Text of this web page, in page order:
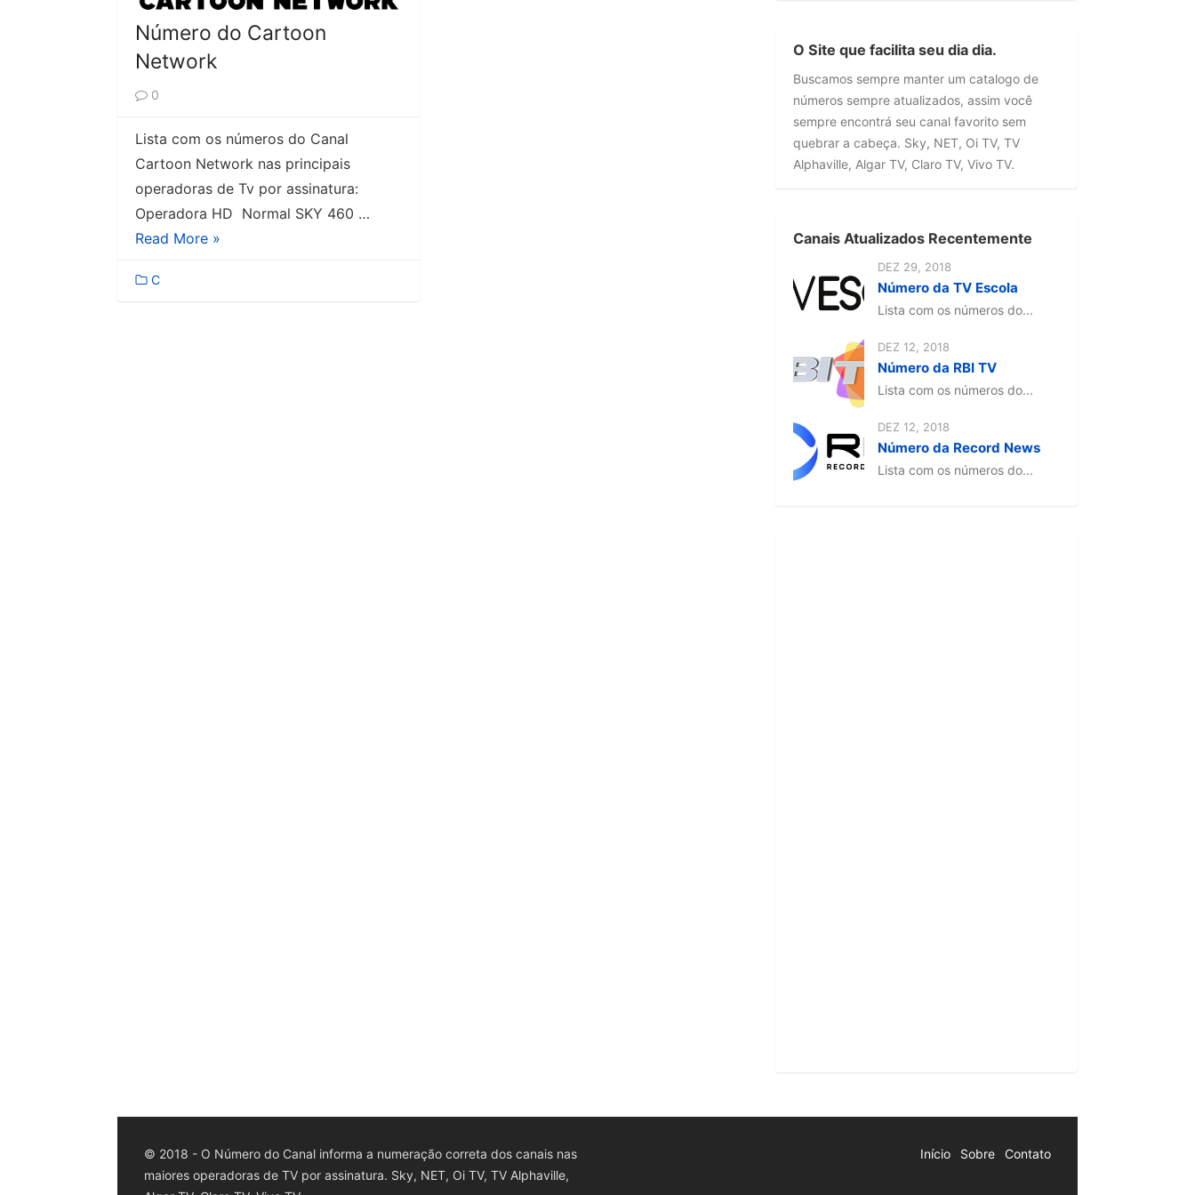
Número do Cartoon
Network
0
Lista com os números do Canal
Cartoon Network nas principais
operadoras de Tv por assinatura:
Operadora HD Normal SKY 460 …
Read More »
C
O Site que facilita seu dia dia.
Buscamos sempre manter um catalogo de
números sempre atualizados, assim você
sempre encontrá seu canal favorito sem
quebrar a cabeça. Sky, NET, Oi TV, TV
Alphaville, Algar TV, Claro TV, Vivo TV.
Canais Atualizados Recentemente
DEZ 29, 2018
Número da TV Escola
Lista com os números do...
DEZ 12, 2018
Número da RBI TV
Lista com os números do...
DEZ 12, 2018
Número da Record News
Lista com os números do...
© 2018 - O Número do Canal informa a numeração correta dos canais nas
maiores operadoras de TV por assinatura. Sky, NET, Oi TV, TV Alphaville,
Início Sobre Contato